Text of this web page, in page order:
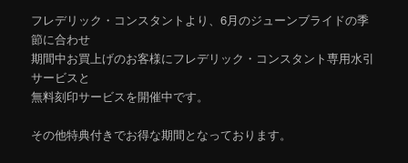
フレデリック・コンスタントより、6月のジューンブライドの季
節に合わせ
期間中お買上げのお客様にフレデリック・コンスタント専用水引
サービスと
無料刻印サービスを開催中です。
その他特典付きでお得な期間となっております。